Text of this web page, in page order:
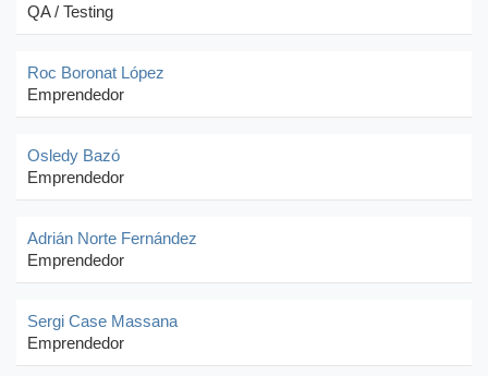
QA / Testing
Roc Boronat López
Emprendedor
Osledy Bazó
Emprendedor
Adrián Norte Fernández
Emprendedor
Sergi Case Massana
Emprendedor